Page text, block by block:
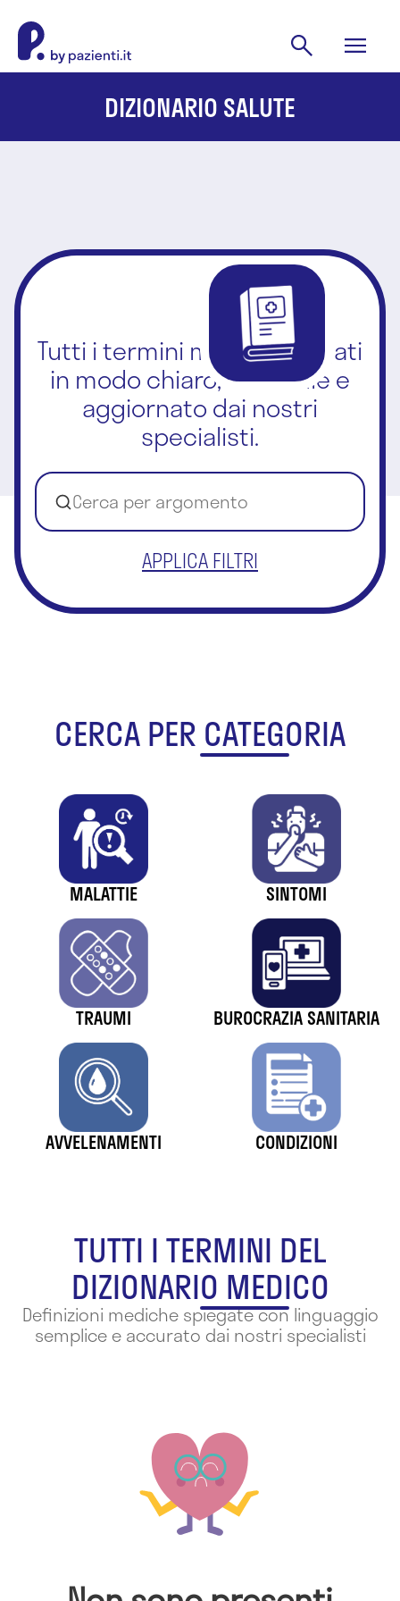
DIZIONARIO SALUTE
Tutti i termini medici spiegati
in modo chiaro, affidabile e
aggiornato dai nostri
specialisti.
APPLICA FILTRI
CERCA PER CATEGORIA
MALATTIE SINTOMI
TRAUMI BUROCRAZIA SANITARIA
AVVELENAMENTI CONDIZIONI
TUTTI I TERMINI DEL
DIZIONARIO MEDICO
Definizioni mediche spiegate con linguaggio
semplice e accurato dai nostri specialisti